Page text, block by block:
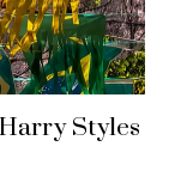
Styles